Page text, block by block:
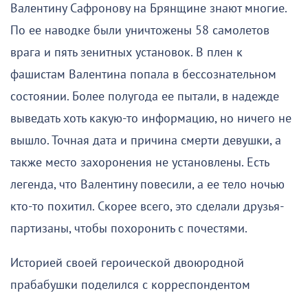
Валентину Сафронову на Брянщине знают многие.
По ее наводке были уничтожены 58 самолетов
врага и пять зенитных установок. В плен к
фашистам Валентина попала в бессознательном
состоянии. Более полугода ее пытали, в надежде
выведать хоть какую-то информацию, но ничего не
вышло. Точная дата и причина смерти девушки, а
также место захоронения не установлены. Есть
легенда, что Валентину повесили, а ее тело ночью
кто-то похитил. Скорее всего, это сделали друзья-
партизаны, чтобы похоронить с почестями.
Историей своей героической двоюродной
прабабушки поделился с корреспондентом